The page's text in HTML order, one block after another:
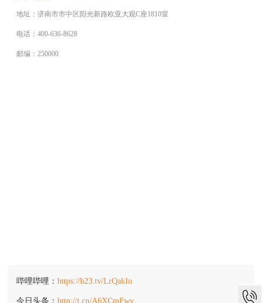
地址：济南市市中区阳光新路欧亚大观C座1810室
电话：400-636-8628
邮编：250000
哔哩哔哩： https://b23.tv/LrQakIo
今日头条： http://t.cn/A6XCmFwy